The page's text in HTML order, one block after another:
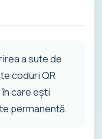
a sute de
coduri QR
care ești
permanentă.